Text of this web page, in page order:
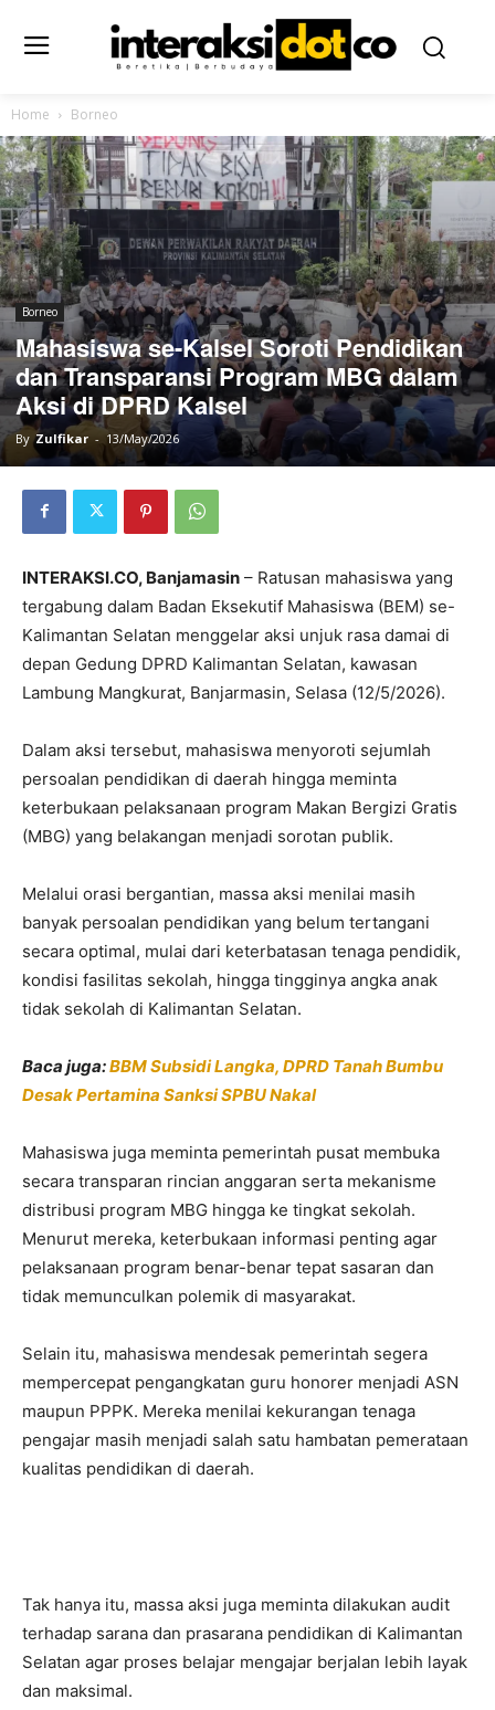
Home Borneo
Borneo
Mahasiswa se-Kalsel Soroti Pendidikan
dan Transparansi Program MBG dalam
Aksi di DPRD Kalsel
By Zulfikar - 13/May/2026
INTERAKSI.CO, Banjamasin – Ratusan mahasiswa yang
tergabung dalam Badan Eksekutif Mahasiswa (BEM) se-
Kalimantan Selatan menggelar aksi unjuk rasa damai di
depan Gedung DPRD Kalimantan Selatan, kawasan
Lambung Mangkurat, Banjarmasin, Selasa (12/5/2026).
Dalam aksi tersebut, mahasiswa menyoroti sejumlah
persoalan pendidikan di daerah hingga meminta
keterbukaan pelaksanaan program Makan Bergizi Gratis
(MBG) yang belakangan menjadi sorotan publik.
Melalui orasi bergantian, massa aksi menilai masih
banyak persoalan pendidikan yang belum tertangani
secara optimal, mulai dari keterbatasan tenaga pendidik,
kondisi fasilitas sekolah, hingga tingginya angka anak
tidak sekolah di Kalimantan Selatan.
Baca juga:BBM Subsidi Langka, DPRD Tanah Bumbu
Desak Pertamina Sanksi SPBU Nakal
Mahasiswa juga meminta pemerintah pusat membuka
secara transparan rincian anggaran serta mekanisme
distribusi program MBG hingga ke tingkat sekolah.
Menurut mereka, keterbukaan informasi penting agar
pelaksanaan program benar-benar tepat sasaran dan
tidak memunculkan polemik di masyarakat.
Selain itu, mahasiswa mendesak pemerintah segera
mempercepat pengangkatan guru honorer menjadi ASN
maupun PPPK. Mereka menilai kekurangan tenaga
pengajar masih menjadi salah satu hambatan pemerataan
kualitas pendidikan di daerah.
Tak hanya itu, massa aksi juga meminta dilakukan audit
terhadap sarana dan prasarana pendidikan di Kalimantan
Selatan agar proses belajar mengajar berjalan lebih layak
dan maksimal.